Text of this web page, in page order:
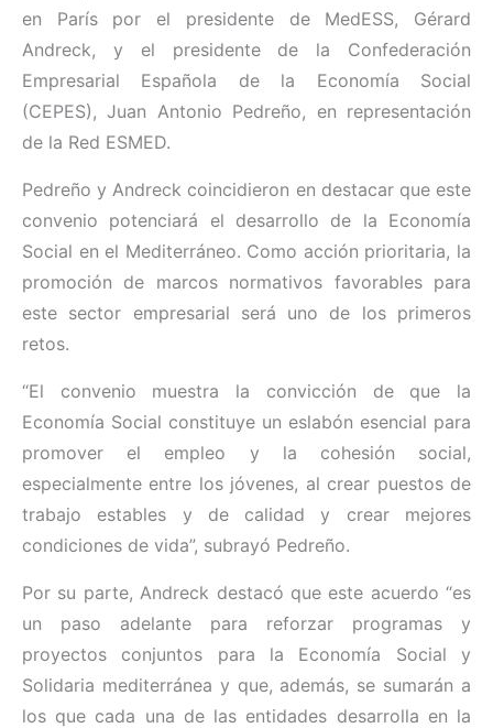
en París por el presidente de MedESS, Gérard
Andreck, y el presidente de la Confederación
Empresarial Española de la Economía Social
(CEPES), Juan Antonio Pedreño, en representación
de la Red ESMED.
Pedreño y Andreck coincidieron en destacar que este
convenio potenciará el desarrollo de la Economía
Social en el Mediterráneo. Como acción prioritaria, la
promoción de marcos normativos favorables para
este sector empresarial será uno de los primeros
retos.
“El convenio muestra la convicción de que la
Economía Social constituye un eslabón esencial para
promover el empleo y la cohesión social,
especialmente entre los jóvenes, al crear puestos de
trabajo estables y de calidad y crear mejores
condiciones de vida”, subrayó Pedreño.
Por su parte, Andreck destacó que este acuerdo “es
un paso adelante para reforzar programas y
proyectos conjuntos para la Economía Social y
Solidaria mediterránea y que, además, se sumarán a
los que cada una de las entidades desarrolla en la